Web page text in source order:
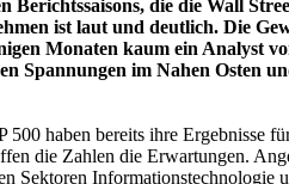
die die Wall
ist laut und deutlich. Die
Monaten kaum ein Analyst
Spannungen im Nahen Osten
haben bereits ihre Ergebnisse
die Zahlen die Erwartungen.
Sektoren Informationstechnologie